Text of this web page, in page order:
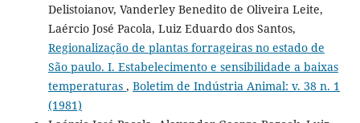
Delistoianov, Vanderley Benedito de Oliveira Leite,
Laércio José Pacola, Luiz Eduardo dos Santos,
Regionalização de plantas forrageiras no estado de
São paulo. I. Estabelecimento e sensibilidade a baixas
temperaturas , Boletim de Indústria Animal: v. 38 n. 1
(1981)